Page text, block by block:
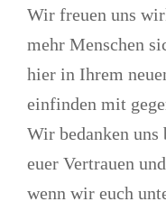
Wir freuen uns
mehr Menschen
hier in Ihrem
einfinden mit
Wir bedanken
euer Vertrauen
wenn wir euch